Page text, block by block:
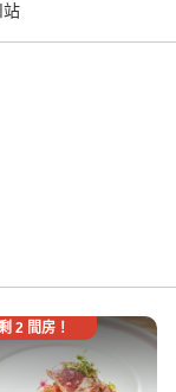
站
2間房！